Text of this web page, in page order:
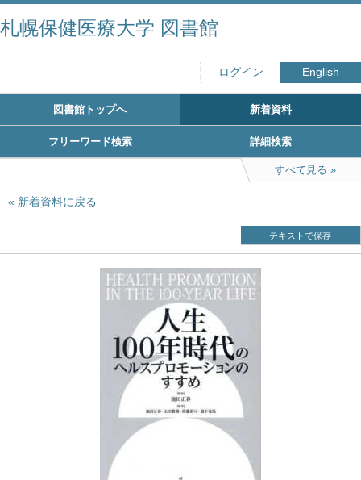
札幌保健医療大学 図書館
ログイン English
図書館トップへ 新着資料
フリーワード検索 詳細検索
すべて見る
新着資料に戻る
テキストで保存